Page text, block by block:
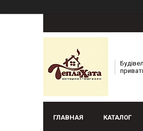
ГЛАВНАЯ КАТАЛОГ